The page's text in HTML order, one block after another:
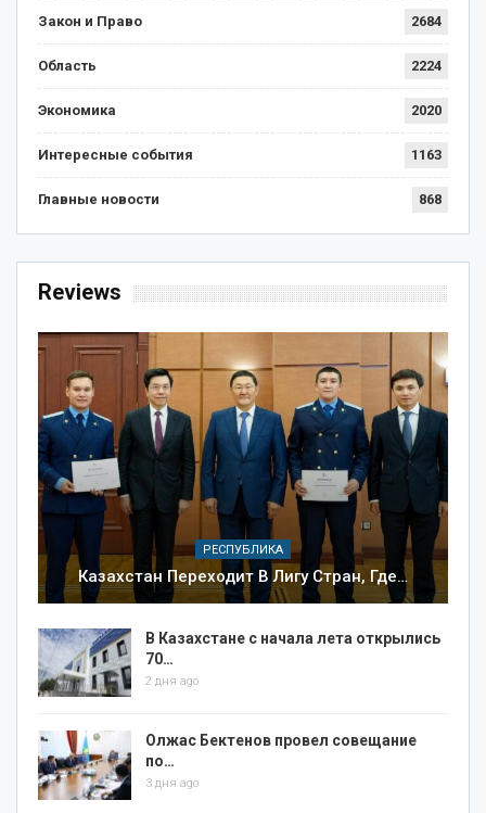
Закон и Право 2684
Область 2224
Экономика 2020
Интересные события 1163
Главные новости 868
Reviews
РЕСПУБЛИКА
Казахстан Переходит В Лигу Стран, Где…
В Казахстане с начала лета открылись
70…
2 дня ago
Олжас Бектенов провел совещание
по…
3 дня ago